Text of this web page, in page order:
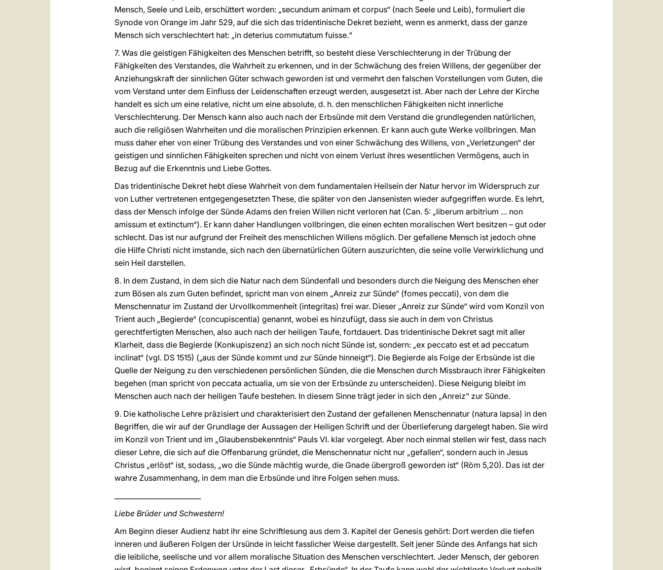
Mensch, Seele und Leib, erschüttert worden: „secundum animam et corpus“ (nach Seele und Leib), formuliert die
Synode von Orange im Jahr 529, auf die sich das tridentinische Dekret bezieht, wenn es anmerkt, dass der ganze
Mensch sich verschlechtert hat: „in deterius commutatum fuisse.“
7. Was die geistigen Fähigkeiten des Menschen betrifft, so besteht diese Verschlechterung in der Trübung der
Fähigkeiten des Verstandes, die Wahrheit zu erkennen, und in der Schwächung des freien Willens, der gegenüber der
Anziehungskraft der sinnlichen Güter schwach geworden ist und vermehrt den falschen Vorstellungen vom Guten, die
vom Verstand unter dem Einfluss der Leidenschaften erzeugt werden, ausgesetzt ist. Aber nach der Lehre der Kirche
handelt es sich um eine relative, nicht um eine absolute, d. h. den menschlichen Fähigkeiten nicht innerliche
Verschlechterung. Der Mensch kann also auch nach der Erbsünde mit dem Verstand die grundlegenden natürlichen,
auch die religiösen Wahrheiten und die moralischen Prinzipien erkennen. Er kann auch gute Werke vollbringen. Man
muss daher eher von einer Trübung des Verstandes und von einer Schwächung des Willens, von „Verletzungen“ der
geistigen und sinnlichen Fähigkeiten sprechen und nicht von einem Verlust ihres wesentlichen Vermögens, auch in
Bezug auf die Erkenntnis und Liebe Gottes.
Das tridentinische Dekret hebt diese Wahrheit von dem fundamentalen Heilsein der Natur hervor im Widerspruch zur
von Luther vertretenen entgegengesetzten These, die später von den Jansenisten wieder aufgegriffen wurde. Es lehrt,
dass der Mensch infolge der Sünde Adams den freien Willen nicht verloren hat (Can. 5: „liberum arbitrium … non
amissum et extinctum“). Er kann daher Handlungen vollbringen, die einen echten moralischen Wert besitzen – gut oder
schlecht. Das ist nur aufgrund der Freiheit des menschlichen Willens möglich. Der gefallene Mensch ist jedoch ohne
die Hilfe Christi nicht imstande, sich nach den übernatürlichen Gütern auszurichten, die seine volle Verwirklichung und
sein Heil darstellen.
8. In dem Zustand, in dem sich die Natur nach dem Sündenfall und besonders durch die Neigung des Menschen eher
zum Bösen als zum Guten befindet, spricht man von einem „Anreiz zur Sünde“ (fomes peccati), von dem die
Menschennatur im Zustand der Urvollkommenheit (integritas) frei war. Dieser „Anreiz zur Sünde“ wird vom Konzil von
Trient auch „Begierde“ (concupiscentia) genannt, wobei es hinzufügt, dass sie auch in dem von Christus
gerechtfertigten Menschen, also auch nach der heiligen Taufe, fortdauert. Das tridentinische Dekret sagt mit aller
Klarheit, dass die Begierde (Konkupiszenz) an sich noch nicht Sünde ist, sondern: „ex peccato est et ad peccatum
inclinat“ (vgl. DS 1515) („aus der Sünde kommt und zur Sünde hinneigt“). Die Begierde als Folge der Erbsünde ist die
Quelle der Neigung zu den verschiedenen persönlichen Sünden, die die Menschen durch Missbrauch ihrer Fähigkeiten
begehen (man spricht von peccata actualia, um sie von der Erbsünde zu unterscheiden). Diese Neigung bleibt im
Menschen auch nach der heiligen Taufe bestehen. In diesem Sinne trägt jeder in sich den „Anreiz“ zur Sünde.
9. Die katholische Lehre präzisiert und charakterisiert den Zustand der gefallenen Menschennatur (natura lapsa) in den
Begriffen, die wir auf der Grundlage der Aussagen der Heiligen Schrift und der Überlieferung dargelegt haben. Sie wird
im Konzil von Trient und im „Glaubensbekenntnis“ Pauls VI. klar vorgelegt. Aber noch einmal stellen wir fest, dass nach
dieser Lehre, die sich auf die Offenbarung gründet, die Menschennatur nicht nur „gefallen“, sondern auch in Jesus
Christus „erlöst“ ist, sodass, „wo die Sünde mächtig wurde, die Gnade übergroß geworden ist“ (Röm 5,20). Das ist der
wahre Zusammenhang, in dem man die Erbsünde und ihre Folgen sehen muss.
Liebe Brüder und Schwestern!
Am Beginn dieser Audienz habt ihr eine Schriftlesung aus dem 3. Kapitel der Genesis gehört: Dort werden die tiefen
inneren und äußeren Folgen der Ursünde in leicht fasslicher Weise dargestellt. Seit jener Sünde des Anfangs hat sich
die leibliche, seelische und vor allem moralische Situation des Menschen verschlechtert. Jeder Mensch, der geboren